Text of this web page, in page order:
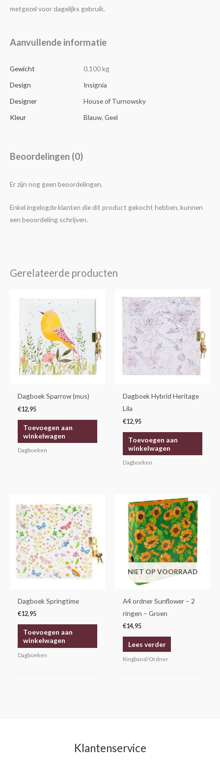
metgezel voor dagelijks gebruik.
Aanvullende informatie
Gewicht
0,100 kg
Design
Insignia
Designer
House of Turnowsky
Kleur
Blauw, Geel
Beoordelingen (0)
Er zijn nog geen beoordelingen.
Enkel ingelogde klanten die dit product gekocht hebben, kunnen
een beoordeling schrijven.
Gerelateerde producten
Dagboek Sparrow (mus)
€12,95
Toevoegen aan
winkelwagen
Dagboeken
Dagboek Hybrid Heritage
Lila
€12,95
Toevoegen aan
winkelwagen
Dagboeken
Dagboek Springtime
€12,95
Toevoegen aan
winkelwagen
Dagboeken
NIET OP VOORRAAD
A4 ordner Sunflower – 2
ringen – Groen
€14,95
Lees verder
Ringband/Ordner
Klantenservice